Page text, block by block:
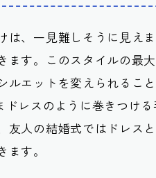
、一見難しそうに見え
す。このスタイルの最大
ルエットを変えられること
レスのように巻きつける
友人の結婚式ではドレス
す。